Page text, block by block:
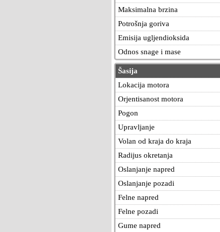
Maksimalna brzina
Potrošnja goriva
Emisija ugljendioksida
Odnos snage i mase
Šasija
Lokacija motora
Orjentisanost motora
Pogon
Upravljanje
Volan od kraja do kraja
Radijus okretanja
Oslanjanje napred
Oslanjanje pozadi
Felne napred
Felne pozadi
Gume napred